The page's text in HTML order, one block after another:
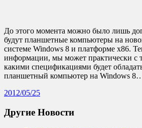
До этого момента можно было лишь
будут планшетные компьютеры на
системе Windows 8 и платформе x86.
информации, мы может практически с
какими спецификациями будет
планшетный компьютер на Windows
2012/05/25
Другие Новости